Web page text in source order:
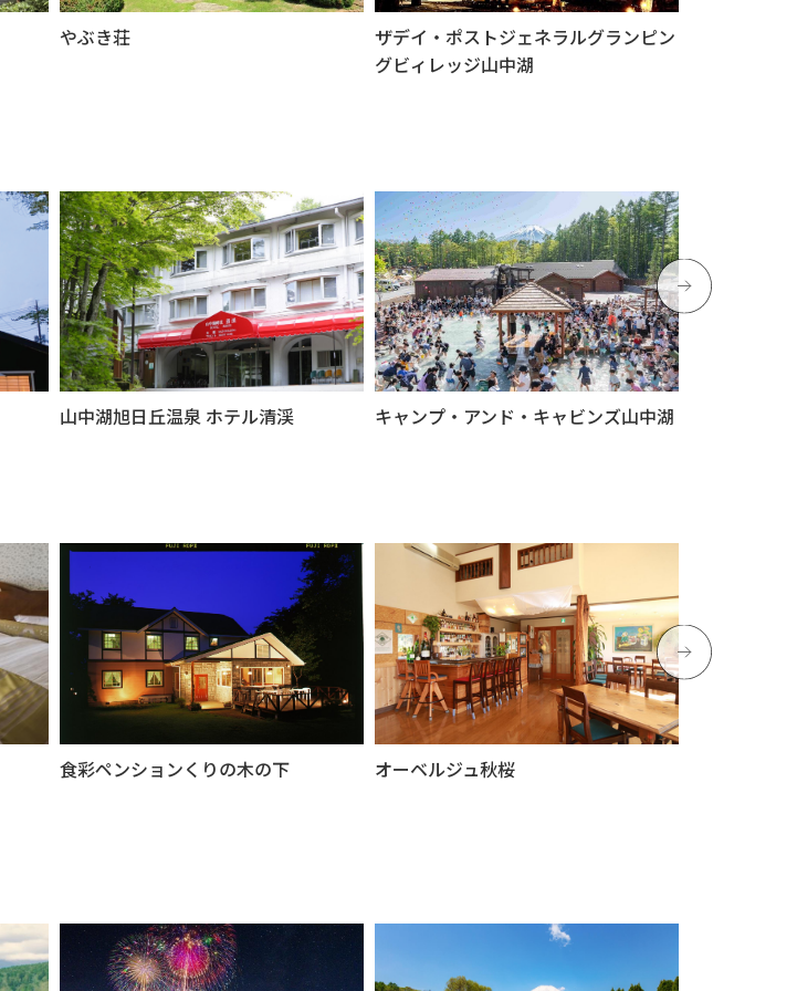
やぶき荘
ザデイ・ポストジェネラルグランピン
グビィレッジ山中湖
山中湖旭日丘温泉 ホテル清渓 キャンプ・アンド・キャビンズ山中湖
食彩ペンションくりの木の下 オーベルジュ秋桜